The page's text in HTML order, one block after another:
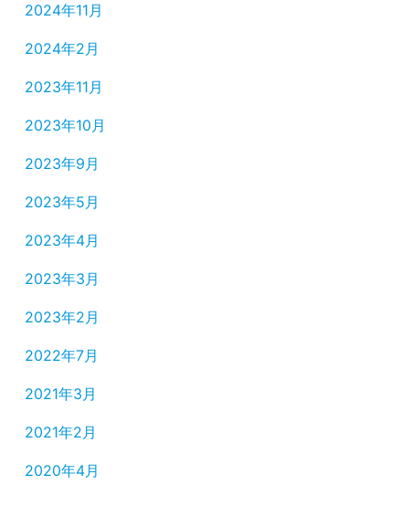
2024年11月
2024年2月
2023年11月
2023年10月
2023年9月
2023年5月
2023年4月
2023年3月
2023年2月
2022年7月
2021年3月
2021年2月
2020年4月